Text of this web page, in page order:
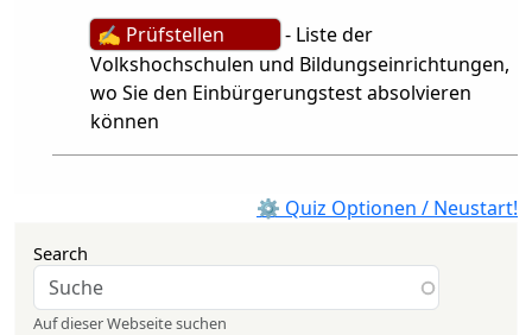
✍ Prüfstellen
- Liste der
Volkshochschulen und Bildungseinrichtungen,
wo Sie den Einbürgerungstest absolvieren
können
⚙ Quiz Optionen / Neustart!
Search
Auf dieser Webseite suchen